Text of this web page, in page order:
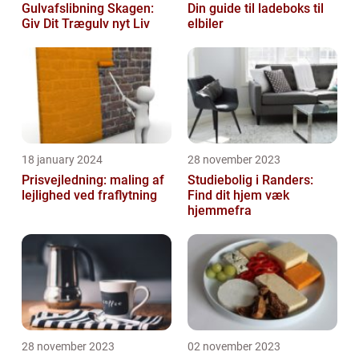
Gulvafslibning Skagen:
Giv Dit Trægulv nyt Liv
Din guide til ladeboks til
elbiler
18 january 2024
Prisvejledning: maling af
lejlighed ved fraflytning
28 november 2023
Studiebolig i Randers:
Find dit hjem væk
hjemmefra
28 november 2023 02 november 2023